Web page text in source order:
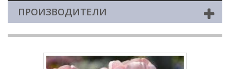
ПРОИЗВОДИТЕЛИ